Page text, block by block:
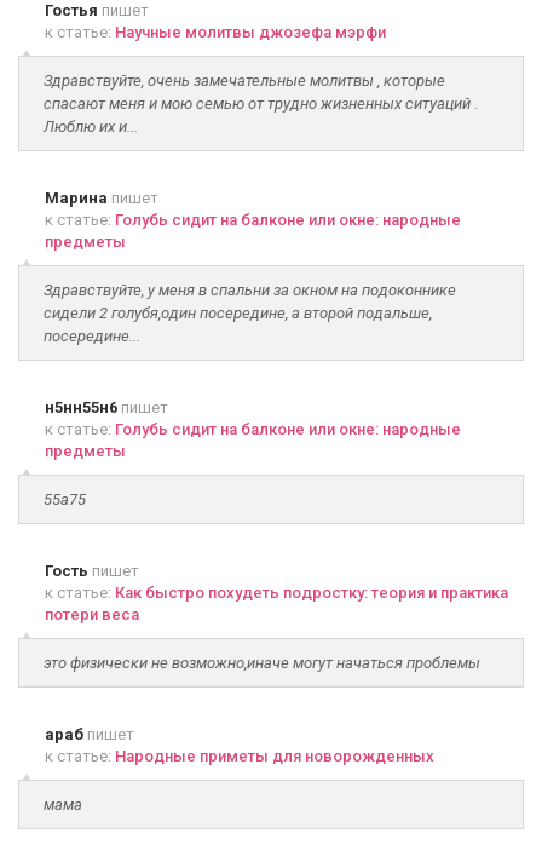
Гостья пишет
к статье: Научные молитвы джозефа мэрфи
Здравствуйте, очень замечательные молитвы , которые
спасают меня и мою семью от трудно жизненных ситуаций .
Люблю их и...
Марина пишет
к статье: Голубь сидит на балконе или окне: народные
предметы
Здравствуйте, у меня в спальни за окном на подоконнике
сидели 2 голубя,один посередине, а второй подальше,
посередине...
н5нн55н6 пишет
к статье: Голубь сидит на балконе или окне: народные
предметы
55а75
Гость пишет
к статье: Как быстро похудеть подростку: теория и практика
потери веса
это физически не возможно,иначе могут начаться проблемы
араб пишет
к статье: Народные приметы для новорожденных
мама